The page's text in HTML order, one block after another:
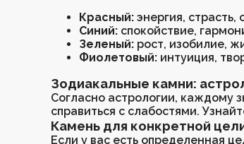
Перламутр
Раухтопаз
Тигровый
Аметист
Флюорит
Оникс
Янтарь
Гранат
Тигровый
Аметист
Бронзит
Диопсид
Горный
Варисцит
Бычий глаз
Адуляр
Рождественская
коллекция
Коллекция «Мамины
помощники»
солнцестояние»
Коллекция «SHAHHRA»
от создателя бренда
Броши
Яшма
Обсидиан
Опал
Янтарь
Диопсид
Горный
Оникс
Варисцит
Коралл
Магнезит
Яшма
Аквамарин
Соколиный
Цоизит
Авантюрин
Красный: энергия, страсть,
Синий: спокойствие,
Зеленый: рост, изобилие,
Фиолетовый: интуиция,
Зодиакальные камни:
Согласно астрологии, каждому
справиться с слабостями.
Камень для конкретной
Если у вас есть определенная